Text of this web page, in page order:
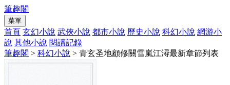
筆趣閣
菜單
首頁 玄幻小說 武俠小說 都市小說 歷史小說 科幻小說 網游小
說 其他小說 閱讀記錄
筆趣閣 > 科幻小說 > 青玄圣地顧修關雪嵐江潯最新章節列表